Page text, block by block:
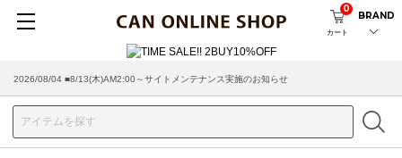
カート
0
BRAND
2026/08/04 ■8/13(木)AM2:00～サイトメンテナンス実施のお知らせ
2026/07/29 ■【お知らせ】ヤマト運輸の配送遅延・停止について